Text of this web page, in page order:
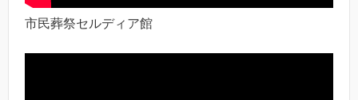
市民葬祭セルディア館